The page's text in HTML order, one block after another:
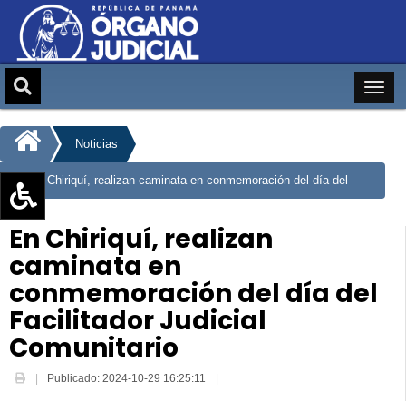
Aumentar texto (+)
Reducir texto (-)
Restablecer texto
Escala de Brillo
Escala de grises
Noticias
En Chiriquí, realizan caminata en conmemoración del día del
En Chiriquí, realizan
caminata en
conmemoración del día del
Facilitador Judicial
Comunitario
Publicado: 2024-10-29 16:25:11